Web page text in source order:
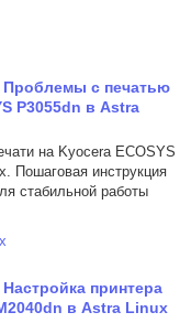
с печатью
P3055dn в Astra
на Kyocera ECOSYS
Пошаговая инструкция
стабильной работы
принтера
в Astra Linux